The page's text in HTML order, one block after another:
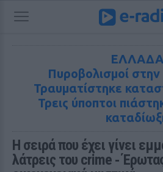
ΕΛΛΑΔΑ
Πυροβολισμοί
Τραυματίστηκε
Τρεις ύποπτοι
H σειρά που έχει γίνει
λάτρεις του crime ‑